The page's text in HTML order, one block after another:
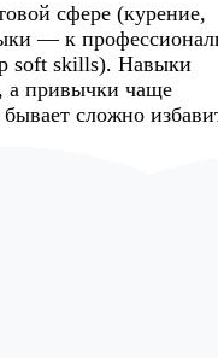
сфере (курение,
— к
soft skills). Навыки
а привычки чаще
сложно